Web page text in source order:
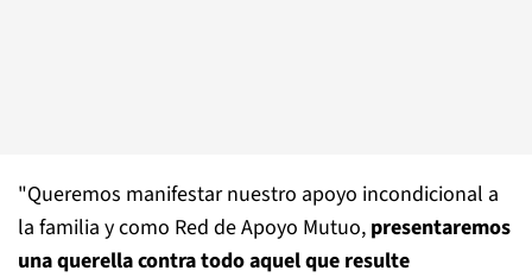
"Queremos manifestar nuestro apoyo incondicional a
la familia y como Red de Apoyo Mutuo, presentaremos
una querella contra todo aquel que resulte